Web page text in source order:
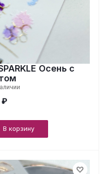
Осень с
₽
В корзину